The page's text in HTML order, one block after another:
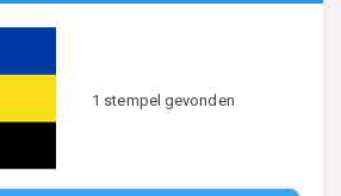
1 stempel gevonden